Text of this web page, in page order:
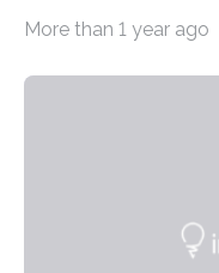
Gesamtverbrauch des…
More than 1 year ago